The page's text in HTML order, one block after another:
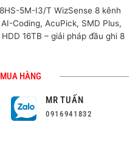
5M-I3/T WizSense 8 kênh
Coding, AcuPick, SMD Plus,
16TB – giải pháp đầu ghi 8
HÀNG
MR TUẤN
0916941832